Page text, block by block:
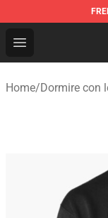
Open menu
Sleeping
Home/Dormire con